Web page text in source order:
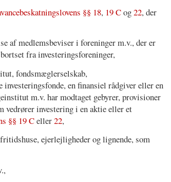
§§ 18, 19 Cog22, der
af medlemsbeviser i foreninger m.v., der er
fra investeringsforeninger,
fondsmæglerselskab,
en finansiel rådgiver eller en
m.v. har modtaget gebyrer, provisioner
vedrører investering i en aktie eller et
§§ 19 Celler22,
ejerlejligheder og lignende, som